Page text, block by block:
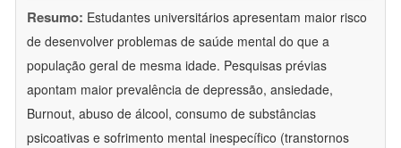
Resumo: Estudantes universitários apresentam maior risco
de desenvolver problemas de saúde mental do que a
população geral de mesma idade. Pesquisas prévias
apontam maior prevalência de depressão, ansiedade,
Burnout, abuso de álcool, consumo de substâncias
psicoativas e sofrimento mental inespecífico (transtornos